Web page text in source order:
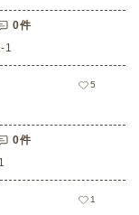
0件
1
5
0件
1